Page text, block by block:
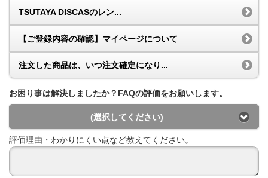
TSUTAYA DISCASのレン...
【ご登録内容の確認】マイページについて
注文した商品は、いつ注文確定になり...
お困り事は解決しましたか？FAQの評価をお願いします。
(選択してください)
評価理由・わかりにくい点など教えてください。